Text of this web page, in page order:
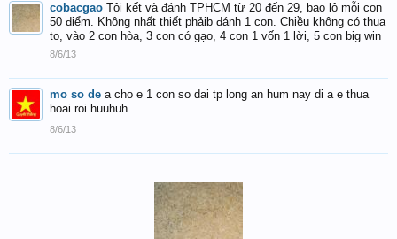
cobacgao Tôi kết và đánh TPHCM từ 20 đến 29, bao lô mỗi con
50 điểm. Không nhất thiết phảib đánh 1 con. Chiều không có thua
to, vào 2 con hòa, 3 con có gạo, 4 con 1 vốn 1 lời, 5 con big win
8/6/13
mo so de a cho e 1 con so dai tp long an hum nay di a e thua
hoai roi huuhuh
8/6/13